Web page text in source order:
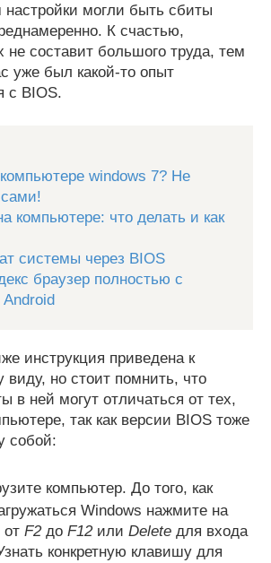
могли быть сбиты
К счастью,
не составит большого труда, тем
уже был какой-то опыт
с BIOS.
windows 7? Не
компьютере: что делать и как
системы через BIOS
браузер полностью с
инструкция приведена к
виду, но стоит помнить, что
в ней могут отличаться от тех,
так как версии BIOS тоже
собой:
компьютер. До того, как
Windows нажмите на
F2до F12или Delete для входа
конкретную клавишу для